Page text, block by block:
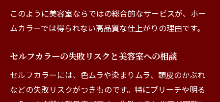
このように美容室ならではの総合的なサービスが、ホー
ムカラーでは得られない高品質な仕上がりの理由です。
セルフカラーの失敗リスクと美容室への相談
セルフカラーには、色ムラや染まりムラ、頭皮のかぶれ
などの失敗リスクがつきものです。特にブリーチや明る